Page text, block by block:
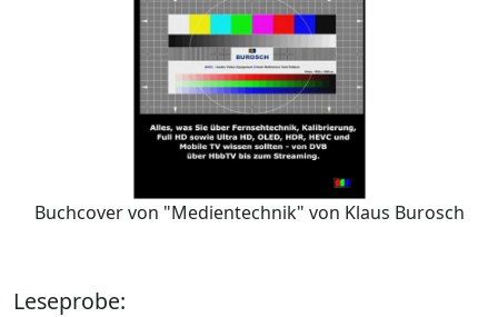
Buchcover von "Medientechnik" von Klaus Burosch
Leseprobe: